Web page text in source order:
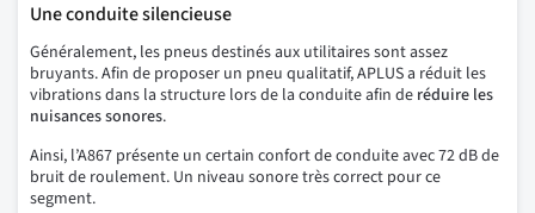
Une conduite silencieuse
Généralement, les pneus destinés aux utilitaires sont assez
bruyants. Afin de proposer un pneu qualitatif, APLUS a réduit les
vibrations dans la structure lors de la conduite afin de réduire les
nuisances sonores.
Ainsi, l’A867 présente un certain confort de conduite avec 72 dB de
bruit de roulement. Un niveau sonore très correct pour ce
segment.